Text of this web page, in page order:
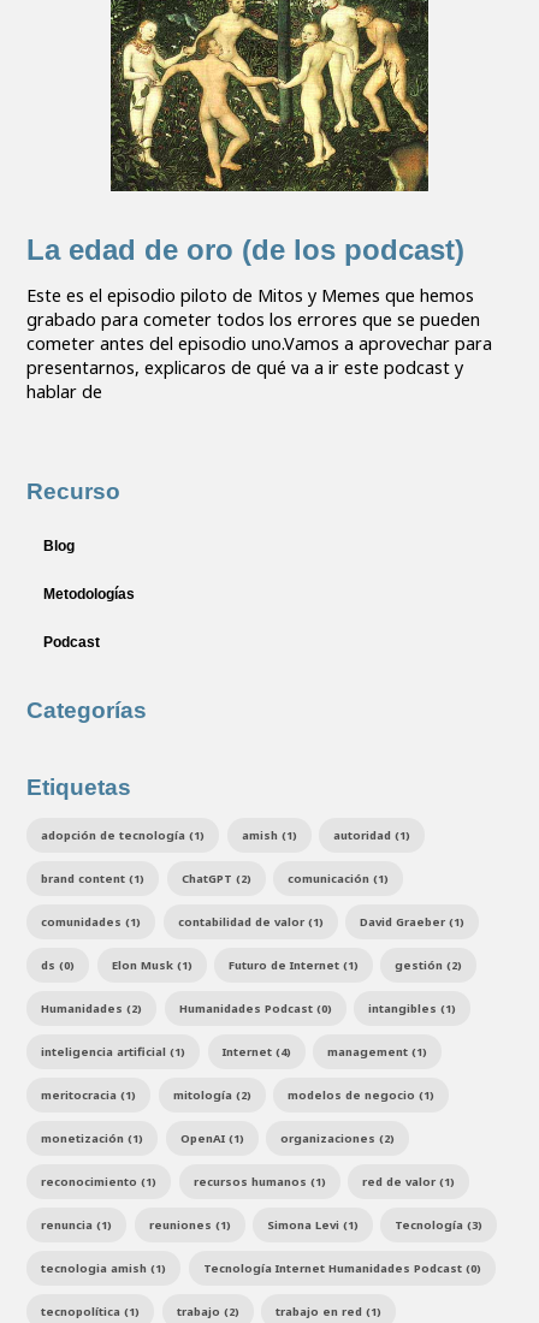
La edad de oro (de los podcast)
Este es el episodio piloto de Mitos y Memes que hemos
grabado para cometer todos los errores que se pueden
cometer antes del episodio uno.Vamos a aprovechar para
presentarnos, explicaros de qué va a ir este podcast y
hablar de
Recurso
Blog
Metodologías
Podcast
Categorías
Etiquetas
adopción de tecnología (1) amish (1) autoridad (1)
brand content (1) ChatGPT (2) comunicación (1)
comunidades (1) contabilidad de valor (1) David Graeber (1)
ds (0) Elon Musk (1) Futuro de Internet (1) gestión (2)
Humanidades (2) Humanidades Podcast (0) intangibles (1)
inteligencia artificial (1) Internet (4) management (1)
meritocracia (1) mitología (2) modelos de negocio (1)
monetización (1) OpenAI (1) organizaciones (2)
reconocimiento (1) recursos humanos (1) red de valor (1)
renuncia (1) reuniones (1) Simona Levi (1) Tecnología (3)
tecnologia amish (1) Tecnología Internet Humanidades Podcast (0)
tecnopolítica (1) trabajo (2) trabajo en red (1)